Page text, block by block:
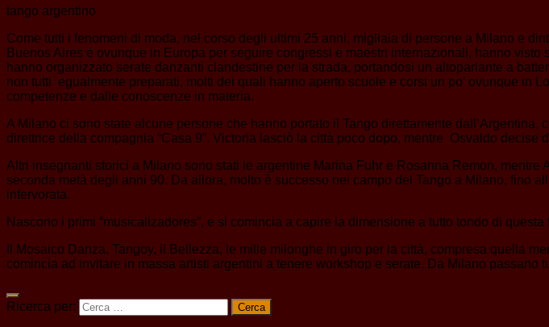
tango argentino
Come tutti i fenomeni di moda, nel corso degli ultimi 25 anni, migliaia di persone a Milano e
Buenos Aires e ovunque in Europa per seguire congressi e maestri internazionali, hanno
hanno organizzato serate danzanti clandestine per la strada, portandosi un altoparlante a
non tutti egualmente preparati, molti dei quali hanno aperto scuole e corsi un po’ ovunque in
competenze e dalle conoscenze in materia.
A Milano ci sono state alcune persone che hanno portato il Tango direttamente
direttrice della compagnia “Casa 9”. Victoria lasciò la città poco dopo, mentre Osvaldo decise
Altri insegnanti storici a Milano sono stati le argentine Marina Fuhr e Rosanna Remon,
seconda metà degli anni 90. Da allora, molto è successo nel campo del Tango a Milano, fino
infervorata.
Nascono i primi “musicalizadores”, e si comincia a capire la dimensione a tutto tondo di
Il Mosaico Danza, Tangoy, il Bellezza, le mille milonghe in giro per la città, compresa quella
comincia ad invitare in massa artisti argentini a tenere workshop e serate. Da Milano passano
Ricerca per: